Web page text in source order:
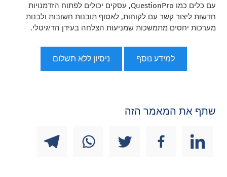
עם כלים כמו QuestionPro, עסקים יכולים לפתוח הזדמנויות
חדשות ליצור קשר עם לקוחות, לאסוף תובנות חשובות ולבנות
מערכות יחסים מתמשכות שמניעות הצלחה בעידן הדיגיטלי.
למידע נוסף ניסיון ללא תשלום
שתף את המאמר הזה